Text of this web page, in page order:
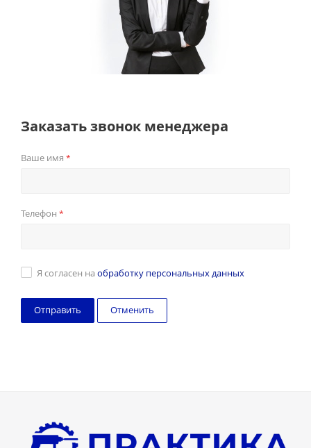
Заказать звонок менеджера
Ваше имя *
Телефон *
Я согласен на обработку персональных данных
Отменить